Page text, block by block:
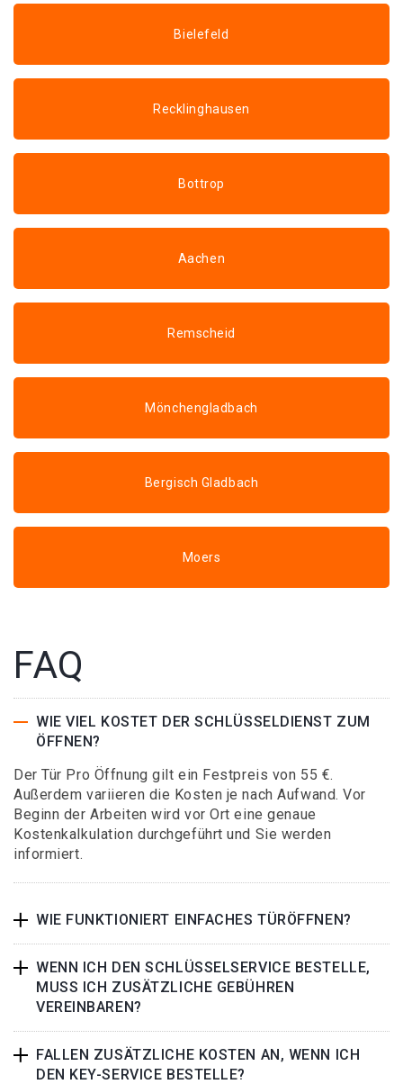
Bielefeld
Recklinghausen
Bottrop
Aachen
Remscheid
Mönchengladbach
Bergisch Gladbach
Moers
FAQ
WIE VIEL KOSTET DER SCHLÜSSELDIENST ZUM
ÖFFNEN?
Der Tür Pro Öffnung gilt ein Festpreis von 55 €.
Außerdem variieren die Kosten je nach Aufwand. Vor
Beginn der Arbeiten wird vor Ort eine genaue
Kostenkalkulation durchgeführt und Sie werden
informiert.
WIE FUNKTIONIERT EINFACHES TÜRÖFFNEN?
WENN ICH DEN SCHLÜSSELSERVICE BESTELLE,
MUSS ICH ZUSÄTZLICHE GEBÜHREN
VEREINBAREN?
FALLEN ZUSÄTZLICHE KOSTEN AN, WENN ICH
DEN KEY-SERVICE BESTELLE?